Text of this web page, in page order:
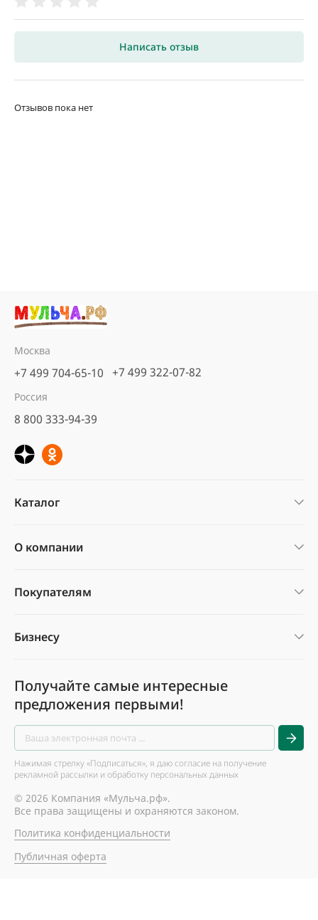
Написать отзыв
Отзывов пока нет
Москва
+7 499 704-65-10 +7 499 322-07-82
Россия
8 800 333-94-39
Каталог
О компании
Покупателям
Бизнесу
Получайте самые интересные
предложения первыми!
Нажимая стрелку «Подписаться», я даю согласие на получение
рекламной рассылки и обработку персональных данных
© 2026 Компания «Мульча.рф».
Все права защищены и охраняются законом.
Политика конфиденциальности
Публичная оферта